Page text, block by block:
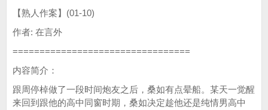
【熟人作案】(01-10)
作者: 在言外
=================================
内容简介：
跟周停棹做了一段时间炮友之后，桑如有点晕船。某天一觉醒
来回到跟他的高中同窗时期，桑如决定趁他还是纯情男高中